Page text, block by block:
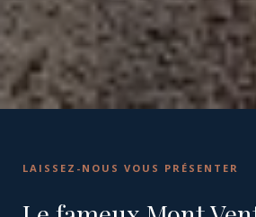
LAISSEZ-NOUS VOUS PRÉSENTER